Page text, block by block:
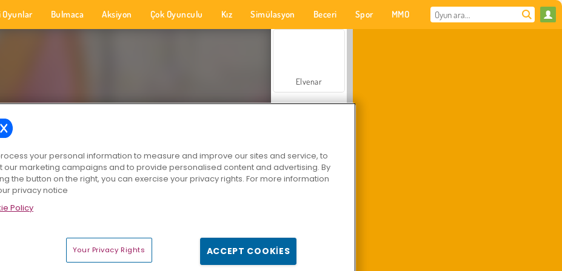
Oyunlar Bulmaca Aksiyon Çok Oyunculu Kız Simülasyon Beceri Spor MMO
Elvenar
your personal information to measure and improve our sites and service, to
our marketing campaigns and to provide personalised content and advertising. By
the button on the right, you can exercise your privacy rights. For more information
privacy notice
Policy
Your Privacy Rights ACCEPT COOKIES